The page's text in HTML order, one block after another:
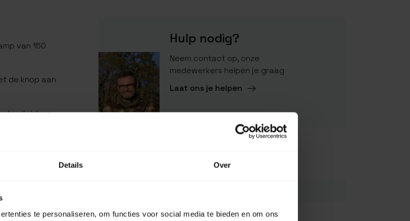
Details Over
te personaliseren, om functies voor social media te bieden en om ons
van 150
de knop aan
en
Hulp nodig?
Neem contact op, onze
medewerkers helpen je graag
Laat ons je helpen
5060063228860
Materiaal ABS / Aluminium